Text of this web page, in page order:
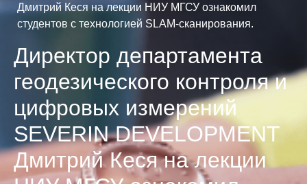
Дмитрий Кеся на лекции НИУ МГСУ ознакомил
студентов с технологией SLAM-сканирования.
Директор департамента
геодезического контроля и
цифровых измерений
SEVERIN DEVELOPMENT
Дмитрий Кеся на лекции